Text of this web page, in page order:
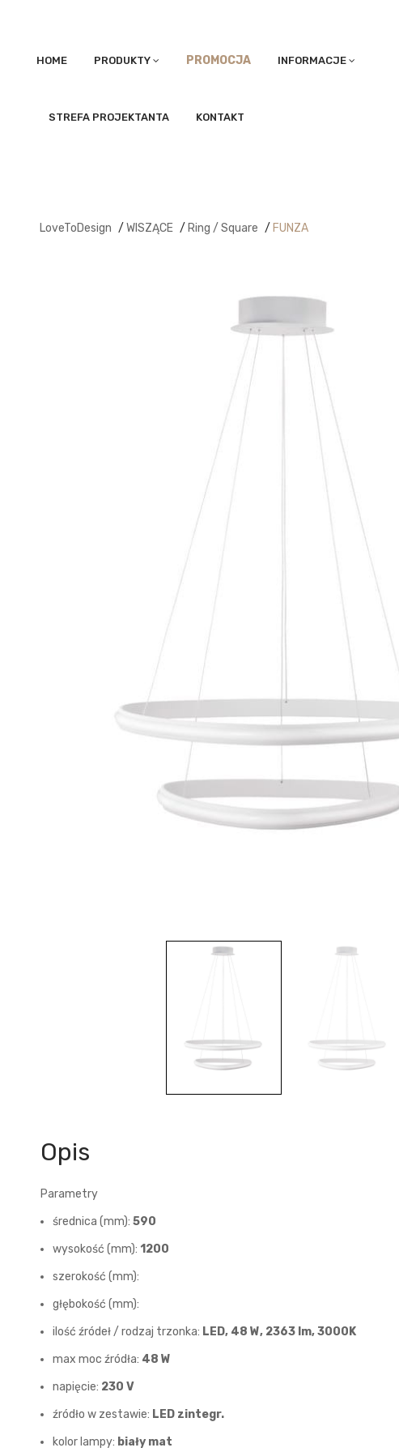
HOME PRODUKTY PROMOCJA INFORMACJE
STREFA PROJEKTANTA KONTAKT
LoveToDesign / WISZĄCE / Ring / Square / FUNZA
Opis
Parametry
średnica (mm): 590
wysokość (mm): 1200
szerokość (mm):
głębokość (mm):
ilość źródeł / rodzaj trzonka: LED, 48 W, 2363 lm, 3000K
max moc źródła: 48 W
napięcie: 230 V
źródło w zestawie: LED zintegr.
kolor lampy: biały mat